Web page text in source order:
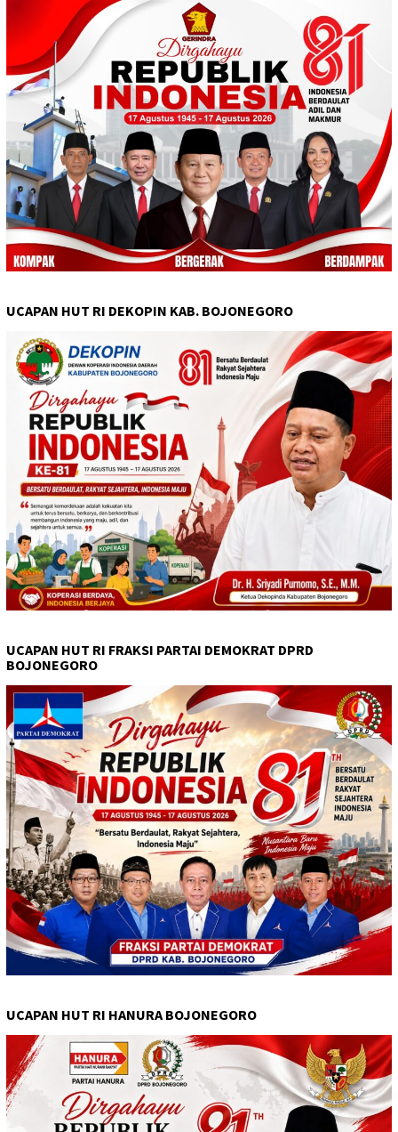
UCAPAN HUT RI DEKOPIN KAB. BOJONEGORO
UCAPAN HUT RI FRAKSI PARTAI DEMOKRAT DPRD
BOJONEGORO
UCAPAN HUT RI HANURA BOJONEGORO